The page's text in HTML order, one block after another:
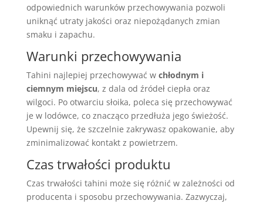
odpowiednich warunków przechowywania pozwoli
uniknąć utraty jakości oraz niepożądanych zmian
smaku i zapachu.
Warunki przechowywania
Tahini najlepiej przechowywać w chłodnym i
ciemnym miejscu, z dala od źródeł ciepła oraz
wilgoci. Po otwarciu słoika, poleca się przechowywać
je w lodówce, co znacząco przedłuża jego świeżość.
Upewnij się, że szczelnie zakrywasz opakowanie, aby
zminimalizować kontakt z powietrzem.
Czas trwałości produktu
Czas trwałości tahini może się różnić w zależności od
producenta i sposobu przechowywania. Zazwyczaj,